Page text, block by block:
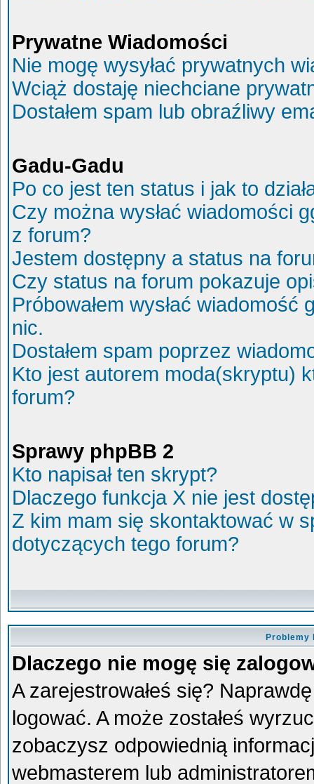
Prywatne Wiadomości
Nie mogę wysyłać prywatnych
Wciąż dostaję niechciane
Dostałem spam lub obraźliwy
Gadu-Gadu
Po co jest ten status i jak to
Czy można wysłać wiadomości
z forum?
Jestem dostępny a status na
Czy status na forum pokazuje
Próbowałem wysłać
nic.
Dostałem spam poprzez
Kto jest autorem moda(skryptu)
forum?
Sprawy phpBB 2
Kto napisał ten skrypt?
Dlaczego funkcja X nie jest
Z kim mam się skontaktować w
dotyczących tego forum?
Problemy
Dlaczego nie mogę się
A zarejestrowałeś się?
logować. A może zostałeś
zobaczysz odpowiednią
webmasterem lub